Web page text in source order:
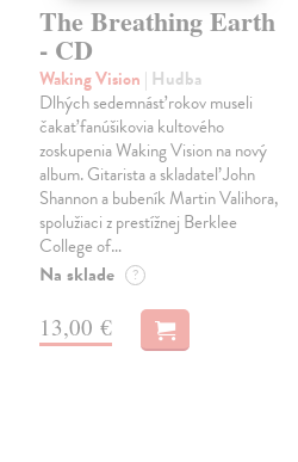
The Breathing Earth
- CD
Waking Vision | Hudba
Dlhých sedemnásť rokov museli
čakať fanúšikovia kultového
zoskupenia Waking Vision na nový
album. Gitarista a skladateľ John
Shannon a bubeník Martin Valihora,
spolužiaci z prestížnej Berklee
College of…
Na sklade ?
13,00 €